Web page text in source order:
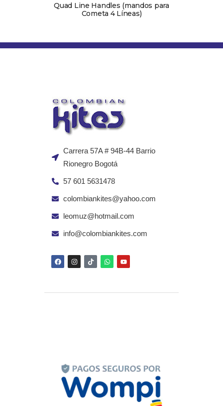
Quad Line Handles (mandos para
Cometa 4 Líneas)
Carrera 57A # 94B-44 Barrio
Rionegro Bogotá
57 601 5631478
colombiankites@yahoo.com
leomuz@hotmail.com
info@colombiankites.com